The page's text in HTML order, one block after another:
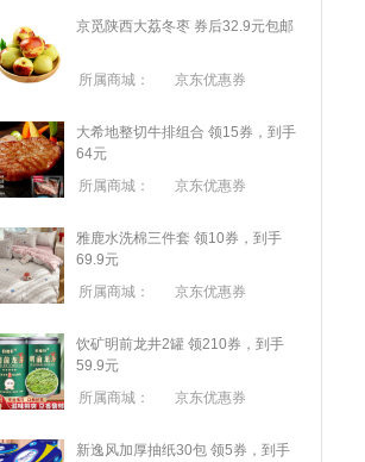
京觅陕西大荔冬枣 券后32.9元包邮
所属商城： 京东优惠券
大希地整切牛排组合 领15券，到手
64元
所属商城：
京东优惠券
雅鹿水洗棉三件套 领10券，到手
69.9元
所属商城：
京东优惠券
饮矿明前龙井2罐 领210券，到手
59.9元
所属商城：
京东优惠券
新逸风加厚抽纸30包 领5券，到手